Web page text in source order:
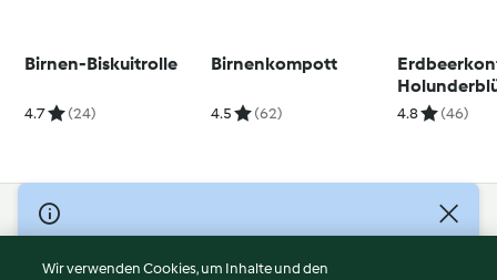
Birnen-Biskuitrolle
4.7 (24)
Birnenkompott
4.5 (62) 4.8 (46)
© Copyright 2026
Nutzungsbedingungen
Wir verwenden Cookies, um Inhalte und den